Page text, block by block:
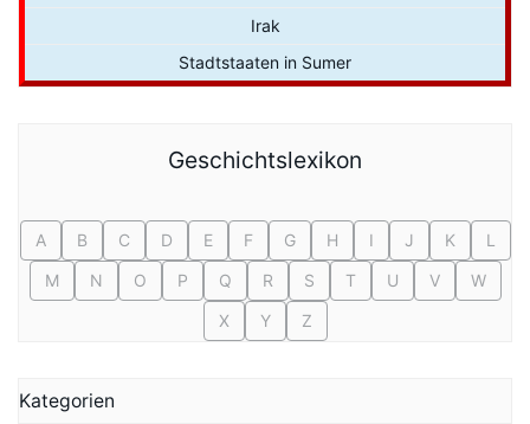
Irak
Stadtstaaten in Sumer
Geschichtslexikon
A B C D E F G H I J K
L
M
N O P Q R S T U V
W
X
Y Z
Kategorien